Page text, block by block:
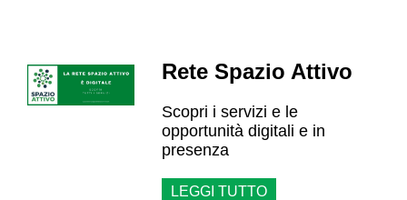
Rete Spazio Attivo
Scopri i servizi e le
opportunità digitali e in
presenza
LEGGI TUTTO